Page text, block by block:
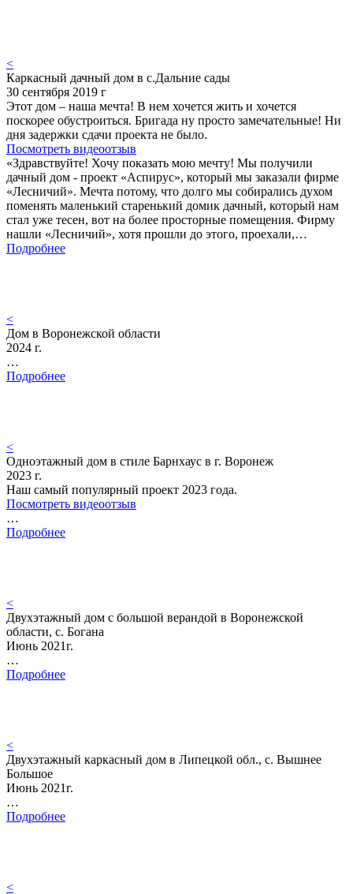
<
Каркасный дачный дом в с.Дальние сады
30 сентября 2019 г
Этот дом – наша мечта! В нем хочется жить и хочется
поскорее обустроиться. Бригада ну просто замечательные! Ни
дня задержки сдачи проекта не было.
Посмотреть видеоотзыв
«Здравствуйте! Хочу показать мою мечту! Мы получили
дачный дом - проект «Аспирус», который мы заказали фирме
«Лесничий». Мечта потому, что долго мы собирались духом
поменять маленький старенький домик дачный, который нам
стал уже тесен, вот на более просторные помещения. Фирму
нашли «Лесничий», хотя прошли до этого, проехали,…
Подробнее
<
Дом в Воронежской области
2024 г.
…
Подробнее
<
Одноэтажный дом в стиле Барнхаус в г. Воронеж
2023 г.
Наш самый популярный проект 2023 года.
Посмотреть видеоотзыв
…
Подробнее
<
Двухэтажный дом с большой верандой в Воронежской
области, с. Богана
Июнь 2021г.
…
Подробнее
<
Двухэтажный каркасный дом в Липецкой обл., с. Вышнее
Большое
Июнь 2021г.
…
Подробнее
<